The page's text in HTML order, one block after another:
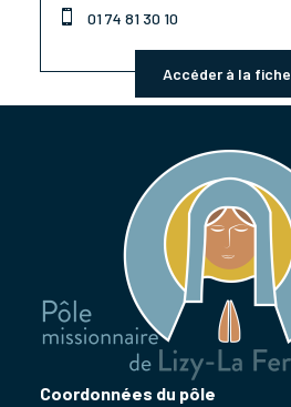
 01 74 81 30 10
Accéder à la fiche
Coordonnées du pôle